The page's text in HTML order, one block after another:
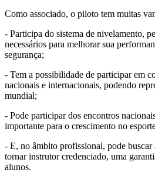
Como associado, o piloto tem muitas
- Participa do sistema de nivelamento,
necessários para melhorar sua
segurança;
- Tem a possibilidade de participar em
nacionais e internacionais, podendo
mundial;
- Pode participar dos encontros
importante para o crescimento no
- E, no âmbito profissional, pode buscar
tornar instrutor credenciado, uma
alunos.